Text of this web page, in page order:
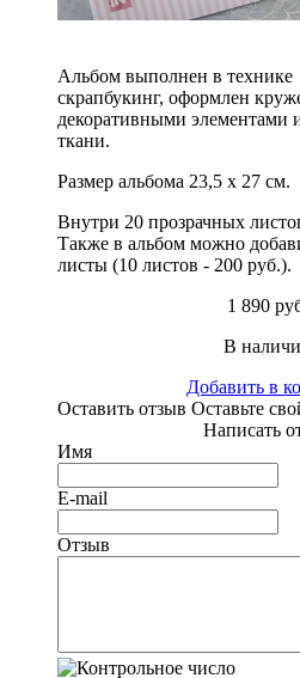
Альбом выполнен в технике
скрапбукинг, оформлен
декоративными элементами
ткани.
Размер альбома 23,5 х 27 см.
Внутри 20 прозрачных
Также в альбом можно
листы (10 листов - 200 руб.).
1 890
В
Добавить в
Оставить отзыв Оставьте
Написать
Имя
E-mail
Отзыв